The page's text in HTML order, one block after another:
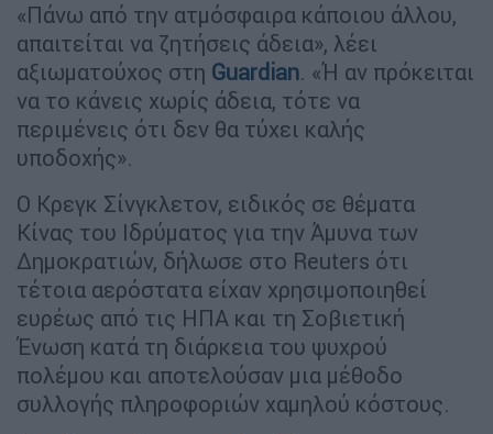
«Πάνω από την ατμόσφαιρα κάποιου άλλου,
απαιτείται να ζητήσεις άδεια», λέει
αξιωματούχος στη Guardian. «Ή αν πρόκειται
να το κάνεις χωρίς άδεια, τότε να
περιμένεις ότι δεν θα τύχει καλής
υποδοχής».
Ο Κρεγκ Σίνγκλετον, ειδικός σε θέματα
Κίνας του Ιδρύματος για την Άμυνα των
Δημοκρατιών, δήλωσε στο Reuters ότι
τέτοια αερόστατα είχαν χρησιμοποιηθεί
ευρέως από τις ΗΠΑ και τη Σοβιετική
Ένωση κατά τη διάρκεια του ψυχρού
πολέμου και αποτελούσαν μια μέθοδο
συλλογής πληροφοριών χαμηλού κόστους.